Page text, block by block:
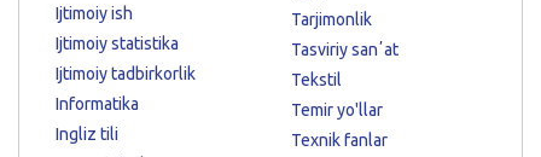
Ijtimoiy ish
Ijtimoiy statistika
Ijtimoiy tadbirkorlik
Informatika
Ingliz tili
Tarjimonlik
Tasviriy sanʼat
Tekstil
Temir yo'llar
Texnik fanlar